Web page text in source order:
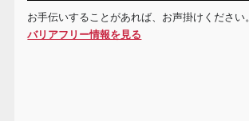
お手伝いすることがあれば、お声掛けください。
バリアフリー情報を見る